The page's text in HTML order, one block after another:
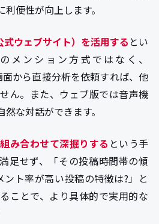
便性が向上します。
ウェブサイト）を活用する とい
メンション方式ではなく、
から直接分析を依頼すれば、他
ん。また、ウェブ版では音声機
な対話ができます。
み合わせて深掘りする という手
足せず、「その投稿時間帯の傾
ト率が高い投稿の特徴は?」と
ことで、より具体的で実用的な